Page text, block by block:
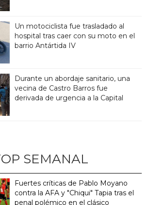
Un motociclista fue trasladado al
hospital tras caer con su moto en el
barrio Antártida IV
Durante un abordaje sanitario, una
vecina de Castro Barros fue
derivada de urgencia a la Capital
SEMANAL
Fuertes críticas de Pablo Moyano
contra la AFA y "Chiqui" Tapia tras el
penal polémico en el clásico